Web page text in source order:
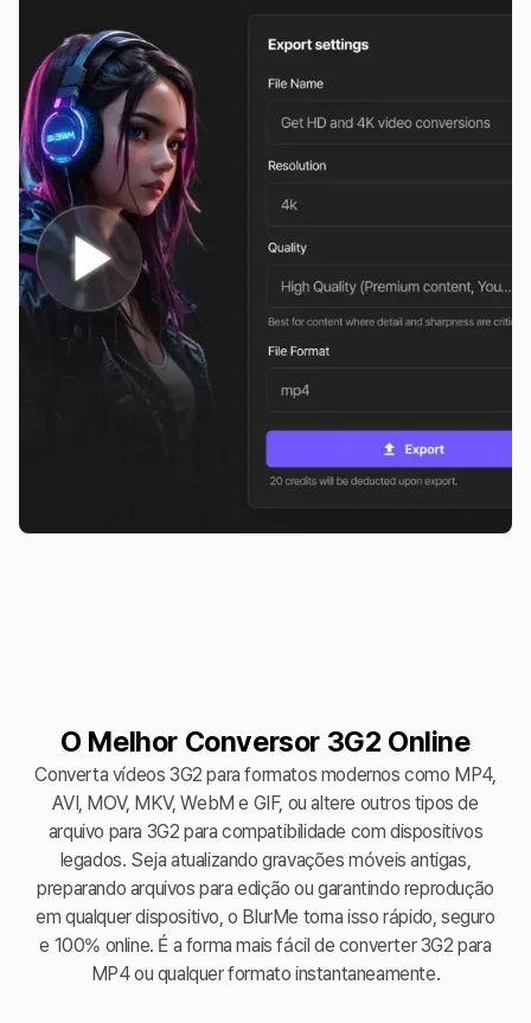
O Melhor Conversor 3G2 Online
Converta vídeos 3G2 para formatos modernos como MP4,
AVI, MOV, MKV, WebM e GIF, ou altere outros tipos de
arquivo para 3G2 para compatibilidade com dispositivos
legados. Seja atualizando gravações móveis antigas,
preparando arquivos para edição ou garantindo reprodução
em qualquer dispositivo, o BlurMe torna isso rápido, seguro
e 100% online. É a forma mais fácil de converter 3G2 para
MP4 ou qualquer formato instantaneamente.